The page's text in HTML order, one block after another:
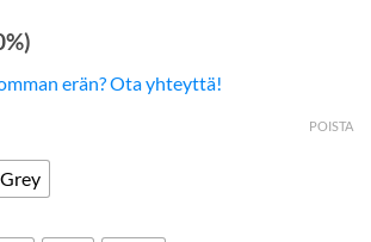
erän? Ota yhteyttä!
POISTA